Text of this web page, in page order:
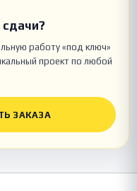
работу «под ключ»
проект по любой
ЗАКАЗА